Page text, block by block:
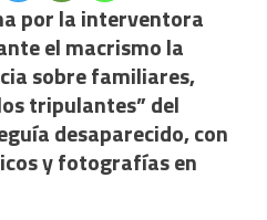
por la interventora
el macrismo la
sobre familiares,
tripulantes” del
desaparecido, con
y fotografías en